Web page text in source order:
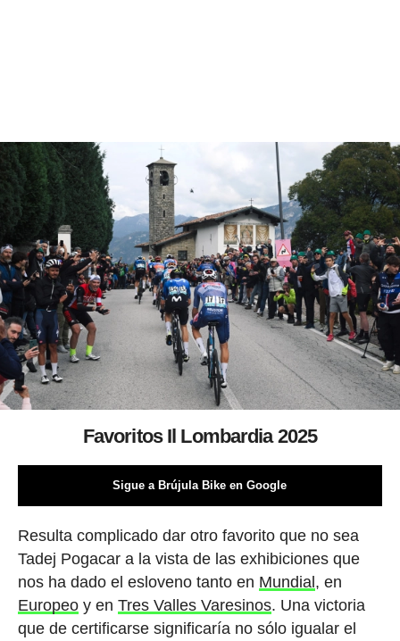
Favoritos Il Lombardia 2025
Sigue a Brújula Bike en Google
Resulta complicado dar otro favorito que no sea
Tadej Pogacar a la vista de las exhibiciones que
nos ha dado el esloveno tanto en Mundial, en
Europeoy en Tres Valles Varesinos. Una victoria
que de certificarse significaría no sólo igualar el